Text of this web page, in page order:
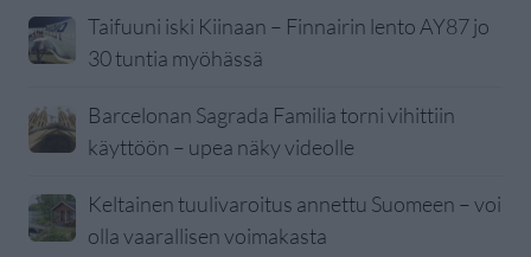
Taifuuni iski Kiinaan – Finnairin lento AY87 jo
30 tuntia myöhässä
Barcelonan Sagrada Familia torni vihittiin
käyttöön – upea näky videolle
Keltainen tuulivaroitus annettu Suomeen – voi
olla vaarallisen voimakasta